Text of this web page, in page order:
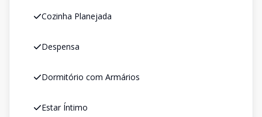
Cozinha Planejada
Despensa
Dormitório com Armários
Estar Íntimo